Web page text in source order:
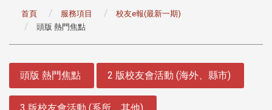
首頁 服務項目
校友e報(最新一期)
頭版 熱門焦點
頭版 熱門焦點 2 版校友會活動 (海外、縣市)